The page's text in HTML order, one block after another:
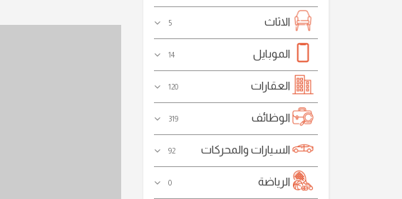
الاثاث 5
الموبايل 14
العقارات 120
الوظائف 319
السيارات والمحركات 92
الرياضة 0